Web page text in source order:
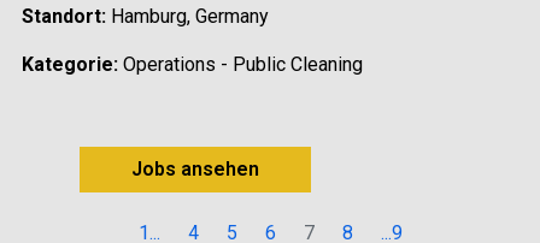
Standort:Hamburg, Germany
Kategorie:Operations - Public Cleaning
Jobs ansehen
1... 4 5 6 7 8 ...9